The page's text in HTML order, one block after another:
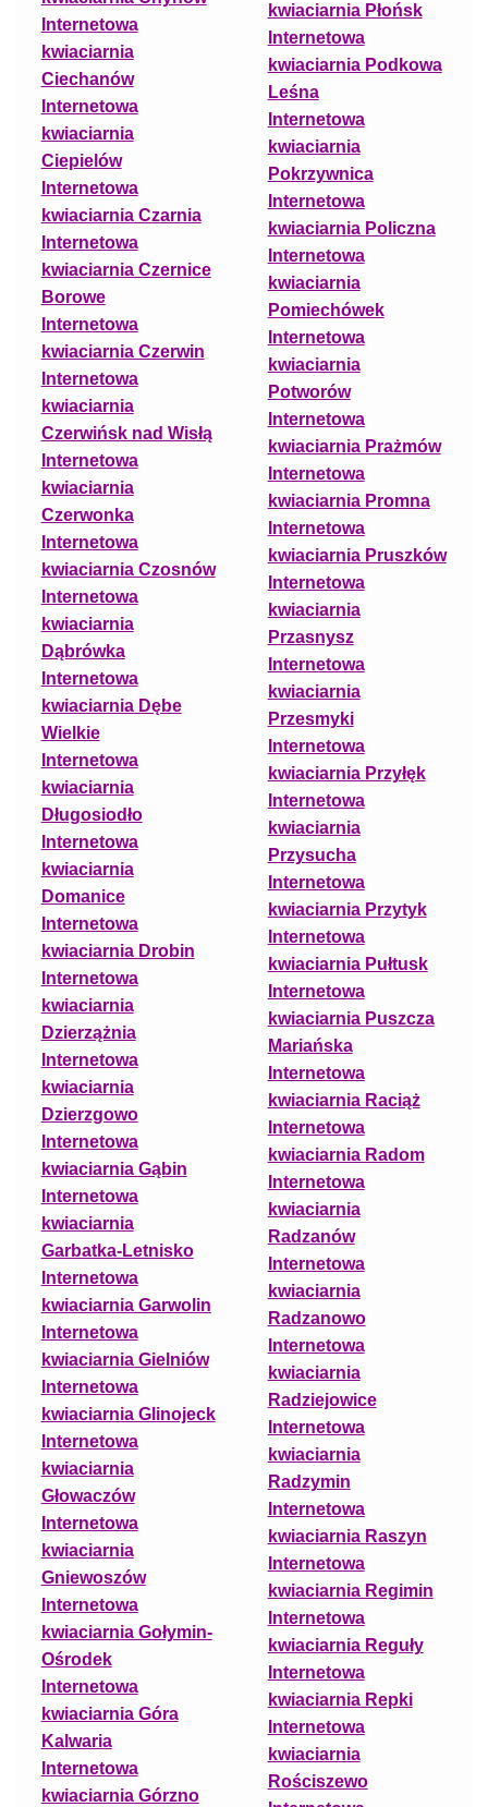
Internetowa
kwiaciarnia
Ciechanów
Internetowa
kwiaciarnia
Ciepielów
Internetowa
kwiaciarnia Czarnia
Internetowa
kwiaciarnia Czernice
Borowe
Internetowa
kwiaciarnia Czerwin
Internetowa
kwiaciarnia
Czerwińsk nad Wisłą
Internetowa
kwiaciarnia
Czerwonka
Internetowa
kwiaciarnia Czosnów
Internetowa
kwiaciarnia
Dąbrówka
Internetowa
kwiaciarnia Dębe
Wielkie
Internetowa
kwiaciarnia
Długosiodło
Internetowa
kwiaciarnia
Domanice
Internetowa
kwiaciarnia Drobin
Internetowa
kwiaciarnia
Dzierzążnia
Internetowa
kwiaciarnia
Dzierzgowo
Internetowa
kwiaciarnia Gąbin
Internetowa
kwiaciarnia
Garbatka-Letnisko
Internetowa
kwiaciarnia Garwolin
Internetowa
kwiaciarnia Gielniów
Internetowa
kwiaciarnia Glinojeck
Internetowa
kwiaciarnia
Głowaczów
Internetowa
kwiaciarnia
Gniewoszów
Internetowa
kwiaciarnia Gołymin-
Ośrodek
Internetowa
kwiaciarnia Góra
Kalwaria
Internetowa
kwiaciarnia Górzno
kwiaciarnia Płońsk
Internetowa
kwiaciarnia Podkowa
Leśna
Internetowa
kwiaciarnia
Pokrzywnica
Internetowa
kwiaciarnia Policzna
Internetowa
kwiaciarnia
Pomiechówek
Internetowa
kwiaciarnia
Potworów
Internetowa
kwiaciarnia Prażmów
Internetowa
kwiaciarnia Promna
Internetowa
kwiaciarnia Pruszków
Internetowa
kwiaciarnia
Przasnysz
Internetowa
kwiaciarnia
Przesmyki
Internetowa
kwiaciarnia Przyłęk
Internetowa
kwiaciarnia
Przysucha
Internetowa
kwiaciarnia Przytyk
Internetowa
kwiaciarnia Pułtusk
Internetowa
kwiaciarnia Puszcza
Mariańska
Internetowa
kwiaciarnia Raciąż
Internetowa
kwiaciarnia Radom
Internetowa
kwiaciarnia
Radzanów
Internetowa
kwiaciarnia
Radzanowo
Internetowa
kwiaciarnia
Radziejowice
Internetowa
kwiaciarnia
Radzymin
Internetowa
kwiaciarnia Raszyn
Internetowa
kwiaciarnia Regimin
Internetowa
kwiaciarnia Reguły
Internetowa
kwiaciarnia Repki
Internetowa
kwiaciarnia
Rościszewo